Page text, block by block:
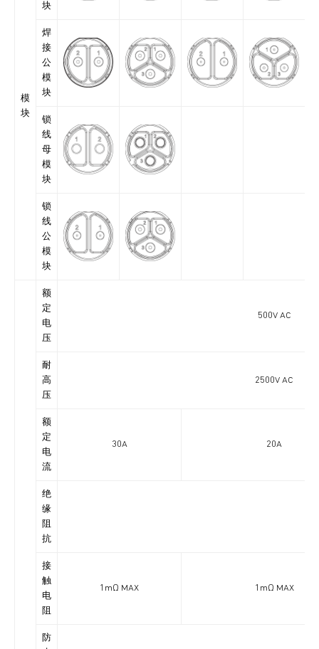
模
块
块
焊
接
公
模
块
锁
线
母
模
块
锁
线
公
模
块
额
定
电
压
500V AC
耐
高
压
2500V AC
额
定
电
流
30A 20A
绝
缘
阻
抗
接
触
电
阻
1mΩ MAX 1mΩ MAX
防